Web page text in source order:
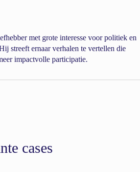
met grote interesse voor politiek en
streeft ernaar verhalen te vertellen die
impactvolle participatie.
cases